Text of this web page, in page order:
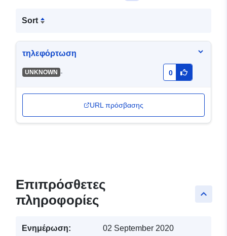
Sort
τηλεφόρτωση
UNKNOWN - 0
URL πρόσβασης
keyboard_arrow_up
Επιπρόσθετες
πληροφορίες
Ενημέρωση: 02 September 2020